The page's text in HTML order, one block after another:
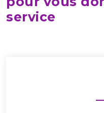
service